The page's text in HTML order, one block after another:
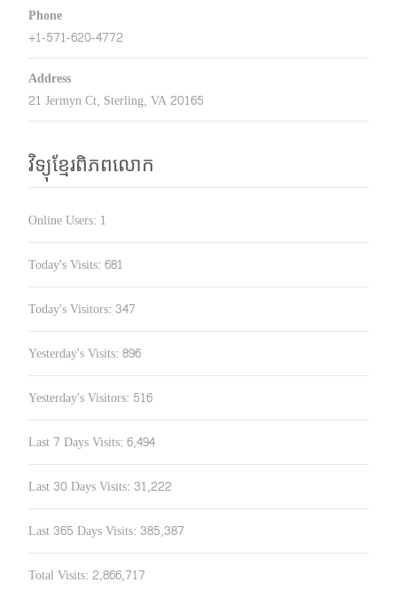
Phone
+1-571-620-4772
Address
21 Jermyn Ct, Sterling, VA 20165
វិទ្យុខ្មែរពិភពលោក
Online Users: 1
Today's Visits: 681
Today's Visitors: 347
Yesterday's Visits: 896
Yesterday's Visitors: 516
Last 7 Days Visits: 6,494
Last 30 Days Visits: 31,222
Last 365 Days Visits: 385,387
Total Visits: 2,866,717